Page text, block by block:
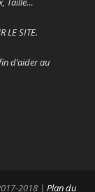
LE SITE.
d’aider au
2018 | Plan du